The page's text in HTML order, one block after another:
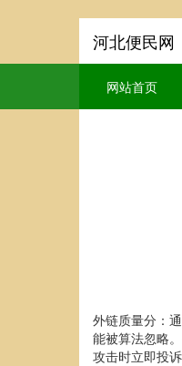
河北便民网
网站首页
外链质量分：
能被算法忽略
攻击时立即投